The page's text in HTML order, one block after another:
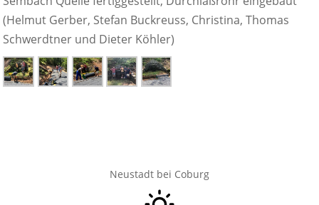
(Helmut Gerber, Stefan Buckreuss, Christina, Thomas
Schwerdtner und Dieter Köhler)
Neustadt bei Coburg